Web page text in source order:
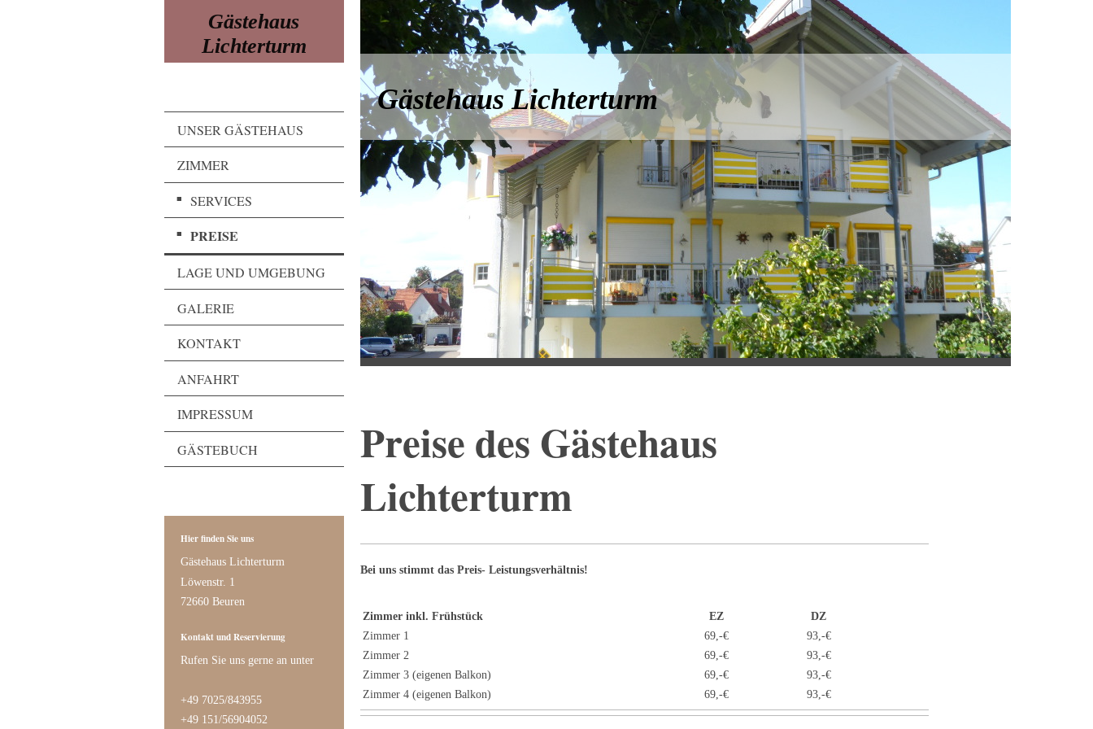
Gästehaus
Lichterturm
UNSER GÄSTEHAUS
ZIMMER
SERVICES
PREISE
LAGE UND UMGEBUNG
GALERIE
KONTAKT
ANFAHRT
IMPRESSUM
GÄSTEBUCH
Hier finden Sie uns
Gästehaus Lichterturm
Löwenstr. 1
72660 Beuren
Kontakt und Reservierung
Rufen Sie uns gerne an unter
+49 7025/843955
+49 151/56904052
Gästehaus Lichterturm
Preise des Gästehaus
Lichterturm
Bei uns stimmt das Preis- Leistungsverhältnis!
Zimmer inkl. Frühstück EZ
DZ
Zimmer 1
69,-€
93,-€
Zimmer 2
69,-€
93,-€
Zimmer 3 (eigenen Balkon)
69,-€
93,-€
Zimmer 4 (eigenen Balkon)
69,-€ 93,-€